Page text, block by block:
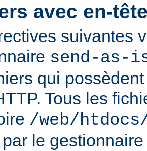
avec en-
suivantes
send-as-
qui
Tous les
/web/
le